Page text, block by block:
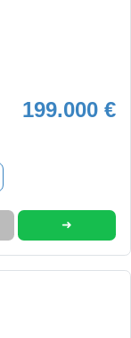
199.000 €
➜